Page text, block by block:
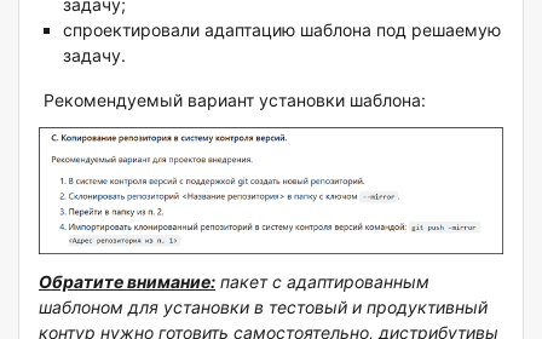
задачу;
спроектировали адаптацию шаблона под решаемую
задачу.
Рекомендуемый вариант установки шаблона:
Обратите внимание: пакет с адаптированным
шаблоном для установки в тестовый и продуктивный
контур нужно готовить самостоятельно, дистрибутивы